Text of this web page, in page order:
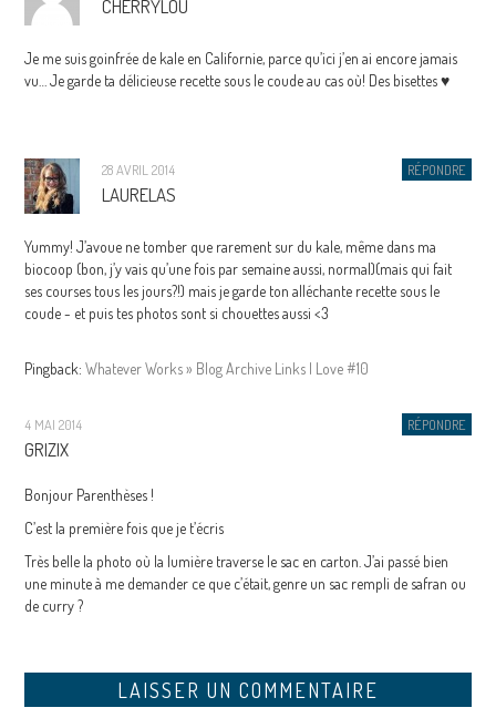
CHERRYLOU
Je me suis goinfrée de kale en Californie, parce qu’ici j’en ai encore jamais
vu… Je garde ta délicieuse recette sous le coude au cas où! Des bisettes ♥
RÉPONDRE
28 AVRIL 2014
LAURELAS
Yummy! J’avoue ne tomber que rarement sur du kale, même dans ma
biocoop (bon, j’y vais qu’une fois par semaine aussi, normal)(mais qui fait
ses courses tous les jours?!) mais je garde ton alléchante recette sous le
coude - et puis tes photos sont si chouettes aussi <3
Pingback:Whatever Works » Blog Archive Links I Love #10
RÉPONDRE
4 MAI 2014
GRIZIX
Bonjour Parenthèses !
C’est la première fois que je t’écris
Très belle la photo où la lumière traverse le sac en carton. J’ai passé bien
une minute à me demander ce que c’était, genre un sac rempli de safran ou
de curry ?
LAISSER UN COMMENTAIRE